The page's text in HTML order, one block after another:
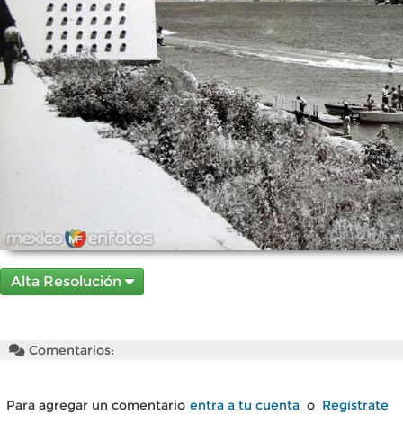
Alta Resolución
Comentarios:
Para agregar un comentario entra a tu cuenta o Regístrate